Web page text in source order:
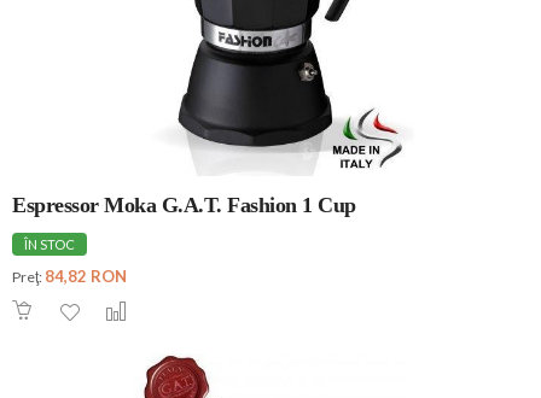
Espressor Moka G.A.T. Fashion 1 Cup
ÎN STOC
Preţ: 84,82 RON